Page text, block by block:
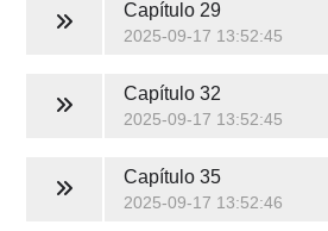
Capítulo 29
2025-09-17 13:52:45
Capítulo 32
2025-09-17 13:52:45
Capítulo 35
2025-09-17 13:52:46